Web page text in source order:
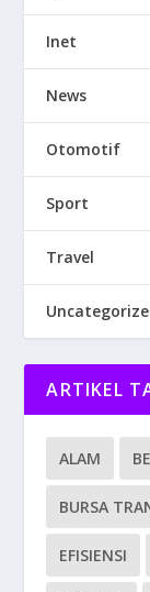
Inet
News
Otomotif
Sport
Travel
ARTIKEL
ALAM
BURSA
EFISIENSI